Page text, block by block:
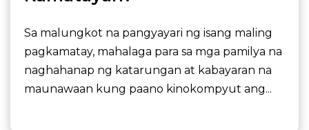
Sa malungkot na pangyayari ng isang maling
pagkamatay, mahalaga para sa mga pamilya na
naghahanap ng katarungan at kabayaran na
maunawaan kung paano kinokompyut ang...